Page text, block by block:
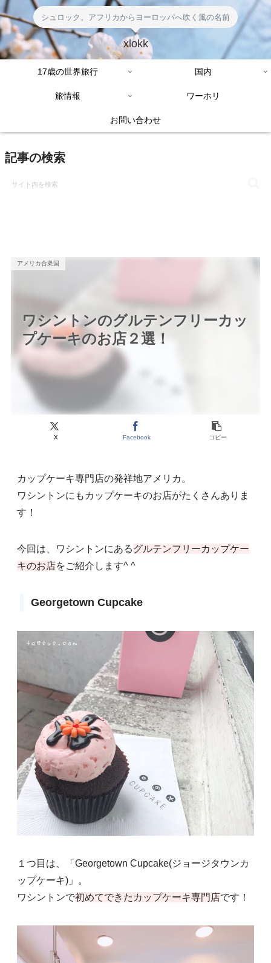
シュロック。アフリカからヨーロッパへ吹く風の名前
xlokk
17歳の世界旅行 国内
旅情報 ワーホリ
お問い合わせ
記事の検索
ワシントンのグルテンフリーカッ
プケーキのお店２選！
アメリカ合衆国
X Facebook コピー
カップケーキ専門店の発祥地アメリカ。
ワシントンにもカップケーキのお店がたくさんありま
す！
今回は、ワシントンにあるグルテンフリーカップケー
キのお店をご紹介します^ ^
Georgetown Cupcake
１つ目は、「Georgetown Cupcake(ジョージタウンカ
ップケーキ)」。
ワシントンで初めてできたカップケーキ専門店です！